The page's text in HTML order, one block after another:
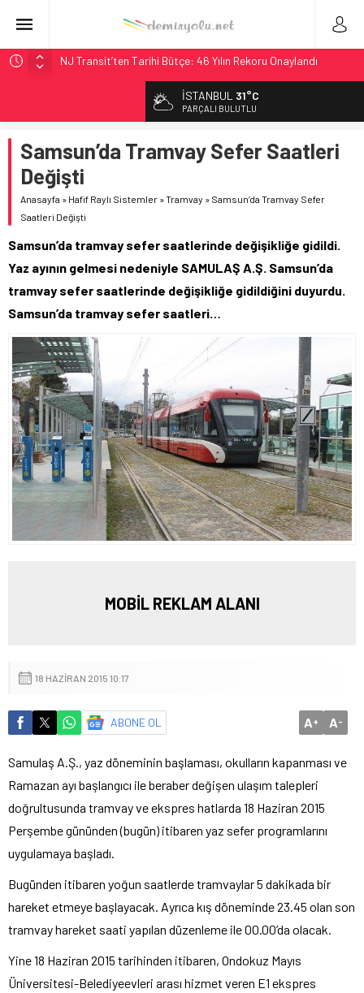
NJ Transit’ten Tarihi Bütçe: 46 Yılın Rekoru Onaylandı
Rocky Mountain, Güneş Enerjili Tesisten İlk Rayı Sevk Etti
AAR, MIT ve Berkeley Dahil 4 Üniversiteyle Araştırma
Konsorsiyumu Başlattı
Long Beach Limanı’na 58 Milyon Dolarlık Yeşil Yatırım Ödülü
Chicago’da Metra Polisi BVLOS Drone’larla Müdahale
Süresini Kısalttı
İSTANBUL 31°C
PARÇALI BULUTLU
Samsun’da Tramvay Sefer Saatleri
Değişti
Anasayfa » Hafif Raylı Sistemler »Tramvay » Samsun’da Tramvay Sefer
Saatleri Değişti
Samsun’da tramvay sefer saatlerinde değişikliğe gidildi.
Yaz ayının gelmesi nedeniyle SAMULAŞ A.Ş. Samsun’da
tramvay sefer saatlerinde değişikliğe gidildiğini duyurdu.
Samsun’da tramvay sefer saatleri…
MOBİL REKLAM ALANI
18 HAZIRAN 2015 10:17
ABONE OL A+ A-
Samulaş A.Ş., yaz döneminin başlaması, okulların kapanması ve
Ramazan ayı başlangıcı ile beraber değişen ulaşım talepleri
doğrultusunda tramvay ve ekspres hatlarda 18 Haziran 2015
Perşembe gününden (bugün) itibaren yaz sefer programlarını
uygulamaya başladı.
Bugünden itibaren yoğun saatlerde tramvaylar 5 dakikada bir
hareket etmeye başlayacak. Ayrıca kış döneminde 23.45 olan son
tramvay hareket saati yapılan düzenleme ile 00.00’da olacak.
Yine 18 Haziran 2015 tarihinden itibaren, Ondokuz Mayıs
Üniversitesi-Belediyeevleri arası hizmet veren E1 ekspres